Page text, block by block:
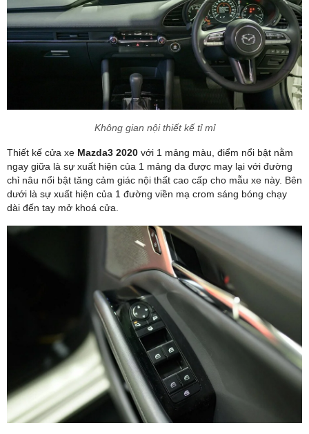
Không gian nội thiết kế tỉ mỉ
Thiết kế cửa xe Mazda3 2020 với 1 mảng màu, điểm nổi bật nằm
ngay giữa là sự xuất hiện của 1 mảng da được may lại với đường
chỉ nâu nổi bật tăng cảm giác nội thất cao cấp cho mẫu xe này. Bên
dưới là sự xuất hiện của 1 đường viền mạ crom sáng bóng chạy
dài đến tay mở khoá cửa.